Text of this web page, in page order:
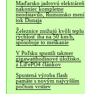
Maďarsko jadrovú elektráreň
nakoniec kompletne
neodstavilo, Rumunsko mení
tok Dunaja
Železnice znižujú kvôli teplu
rýchlosť iba na 50 km/h,
spôsobuje to meškanie
V Poľsku spustili takmer
gigawatthodinové úložisko,
z LiFePO4 článkov
Spustená výroba flash
pamäte s novým najvyšším
počtom vrstiev